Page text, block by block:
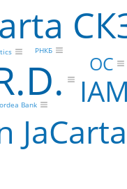
IAM
ОС
РНКБ
Bank